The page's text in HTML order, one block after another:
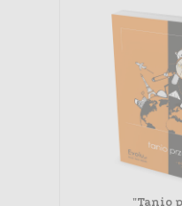
"Tanio